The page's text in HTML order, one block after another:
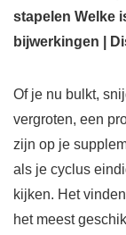
stapelen Welke
bijwerkingen |
Of je nu bulkt,
vergroten, een
zijn op je
als je cyclus
kijken. Het
het meest